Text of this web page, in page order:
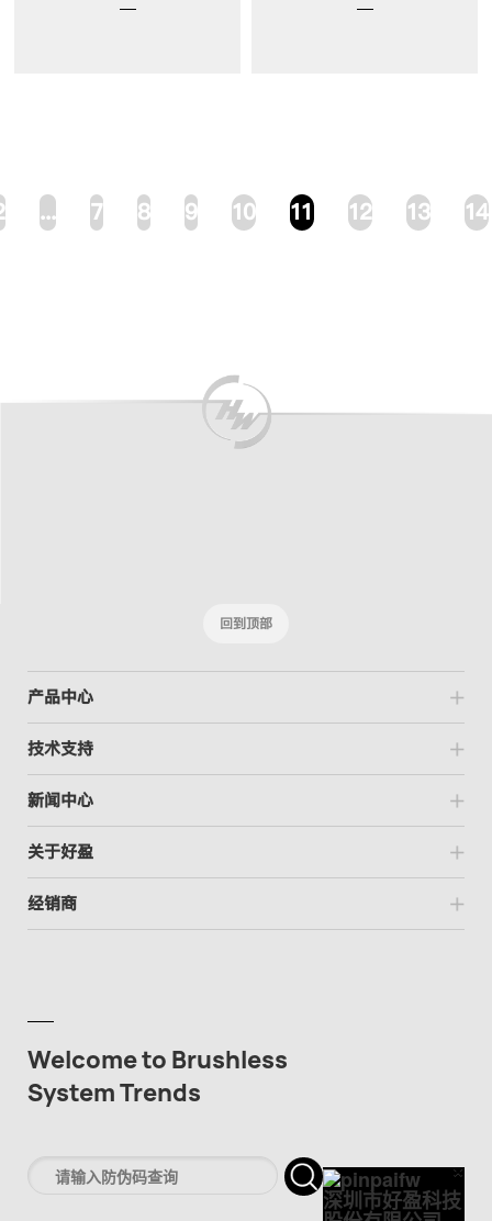
... 7 8 9 10 11 12 13 14
回到顶部
产品中心
技术支持
新闻中心
关于好盈
经销商
Welcome to Brushless
System Trends
×
深圳市好盈科技